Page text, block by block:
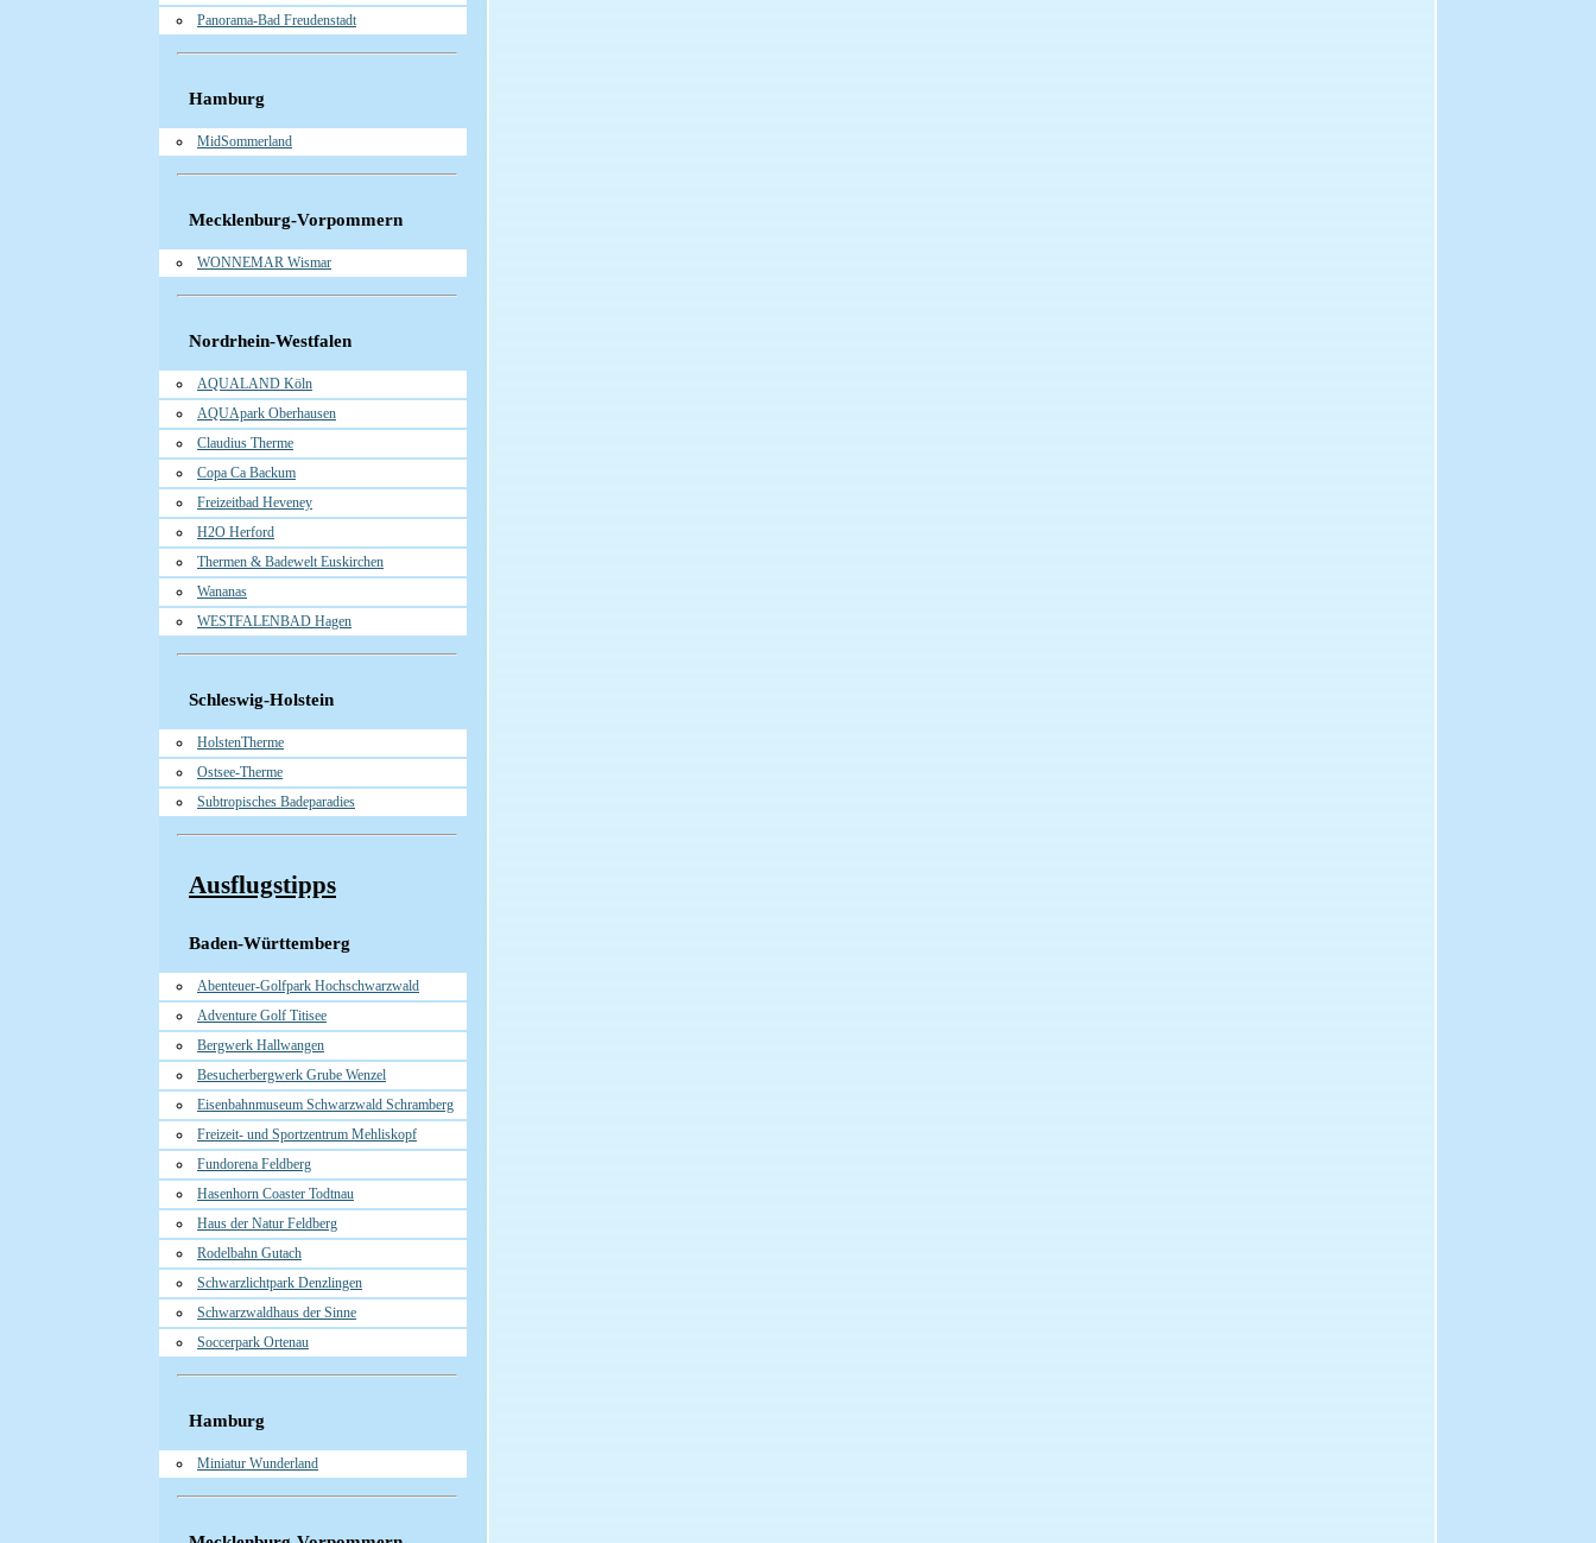
Panorama-Bad Freudenstadt
Hamburg
MidSommerland
Mecklenburg-Vorpommern
WONNEMAR Wismar
Nordrhein-Westfalen
AQUALAND Köln
AQUApark Oberhausen
Claudius Therme
Copa Ca Backum
Freizeitbad Heveney
H2O Herford
Thermen & Badewelt Euskirchen
Wananas
WESTFALENBAD Hagen
Schleswig-Holstein
HolstenTherme
Ostsee-Therme
Subtropisches Badeparadies
Ausflugstipps
Baden-Württemberg
Abenteuer-Golfpark Hochschwarzwald
Adventure Golf Titisee
Bergwerk Hallwangen
Besucherbergwerk Grube Wenzel
Eisenbahnmuseum Schwarzwald Schramberg
Freizeit- und Sportzentrum Mehliskopf
Fundorena Feldberg
Hasenhorn Coaster Todtnau
Haus der Natur Feldberg
Rodelbahn Gutach
Schwarzlichtpark Denzlingen
Schwarzwaldhaus der Sinne
Soccerpark Ortenau
Hamburg
Miniatur Wunderland